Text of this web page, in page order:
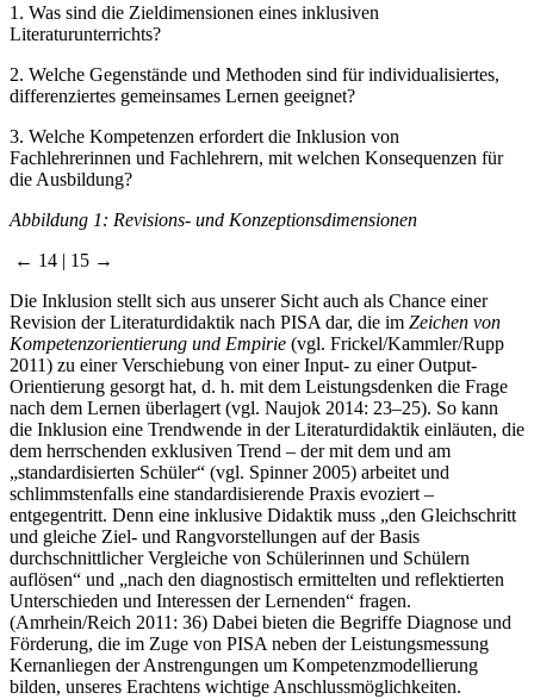
1. Was sind die Zieldimensionen eines inklusiven
Literaturunterrichts?
2. Welche Gegenstände und Methoden sind für individualisiertes,
differenziertes gemeinsames Lernen geeignet?
3. Welche Kompetenzen erfordert die Inklusion von
Fachlehrerinnen und Fachlehrern, mit welchen Konsequenzen für
die Ausbildung?
Abbildung 1: Revisions- und Konzeptionsdimensionen
← 14 | 15 →
Die Inklusion stellt sich aus unserer Sicht auch als Chance einer
Revision der Literaturdidaktik nach PISA dar, die im Zeichen von
Kompetenzorientierung und Empirie (vgl. Frickel/Kammler/Rupp
2011) zu einer Verschiebung von einer Input- zu einer Output-
Orientierung gesorgt hat, d. h. mit dem Leistungsdenken die Frage
nach dem Lernen überlagert (vgl. Naujok 2014: 23–25). So kann
die Inklusion eine Trendwende in der Literaturdidaktik einläuten, die
dem herrschenden exklusiven Trend – der mit dem und am
„standardisierten Schüler“ (vgl. Spinner 2005) arbeitet und
schlimmstenfalls eine standardisierende Praxis evoziert –
entgegentritt. Denn eine inklusive Didaktik muss „den Gleichschritt
und gleiche Ziel- und Rangvorstellungen auf der Basis
durchschnittlicher Vergleiche von Schülerinnen und Schülern
auflösen“ und „nach den diagnostisch ermittelten und reflektierten
Unterschieden und Interessen der Lernenden“ fragen.
(Amrhein/Reich 2011: 36) Dabei bieten die Begriffe Diagnose und
Förderung, die im Zuge von PISA neben der Leistungsmessung
Kernanliegen der Anstrengungen um Kompetenzmodellierung
bilden, unseres Erachtens wichtige Anschlussmöglichkeiten.